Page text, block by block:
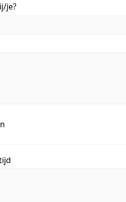
je?